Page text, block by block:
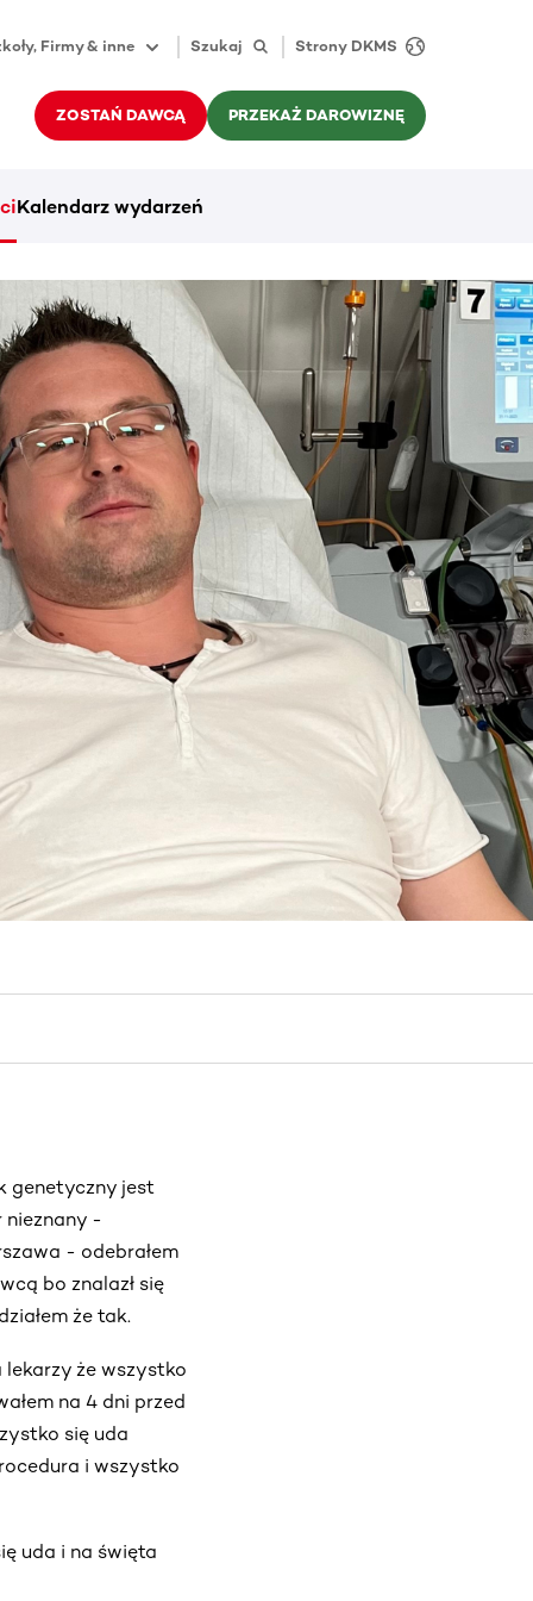
Firmy & inne Szukaj Strony DKMS
ZOSTAŃ DAWCĄ PRZEKAŻ DAROWIZNĘ
Kalendarz wydarzeń
genetyczny jest
nieznany -
- odebrałem
bo znalazł się
że tak.
lekarzy że wszystko
na 4 dni przed
się uda
i wszystko
uda i na święta